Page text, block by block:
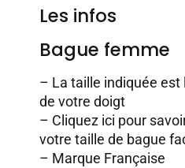
Les infos
Bague femme
– La taille indiquée
de votre doigt
– Cliquez ici pour
votre taille de bague
– Marque Française